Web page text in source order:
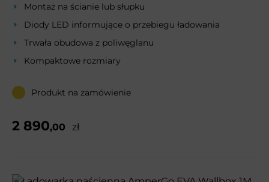
Montaż na ścianie lub słupku
Diody LED informujące o przebiegu ładowania
Trwała obudowa z poliwęglanu
Kompaktowe rozmiary
Produkt na zamówienie
2 890,00 zł